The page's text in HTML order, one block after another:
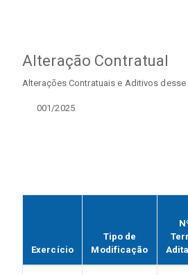
Alteração Contratual
Alterações Contratuais e Aditivos desse
001/2025
Exercício
Tipo de
Modificação